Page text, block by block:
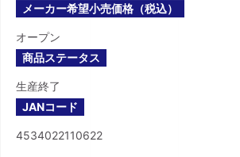
メーカー希望小売価格（税込）
オープン
商品ステータス
生産終了
JANコード
4534022110622